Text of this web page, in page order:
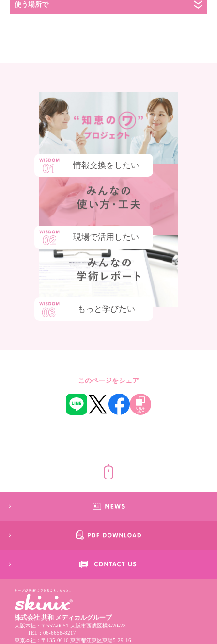
使う場所で
情報交換をしたい
現場で活用したい
もっと学びたい
このページをシェア
株式会社 共和 メディカルグループ
大阪本社：〒557-0051 大阪市西成区橘3-20-28
TEL： 06-6658-8217
東京本社：〒135-0016 東京都江東区東陽5-29-16